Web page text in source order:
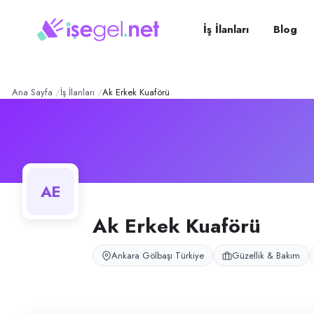
ERKEK KUAFÖRÜ –
AK ERKEK KUAFÖRÜ, Gölbaşı, Ankara bölgesinde güzellik & bakım
pozisyonlar
Erkek Kuaförü
İş İlanları Blog
Ana Sayfa İş İlanları Ak Erkek Kuaförü
AE
Ak Erkek Kuaförü
Ankara Gölbaşı Türkiye Güzellik & Bakım